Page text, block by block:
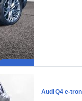
Audi Q4 e-tron